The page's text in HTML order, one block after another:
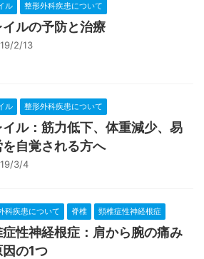
ル 整形外科疾患について
イルの予防と治療
2/13
ル 整形外科疾患について
イル：筋力低下、体重減少、易
自覚される方へ
3/4
科疾患について 脊椎 頸椎症性神経根症
性神経根症：肩から腕の痛み
の1つ